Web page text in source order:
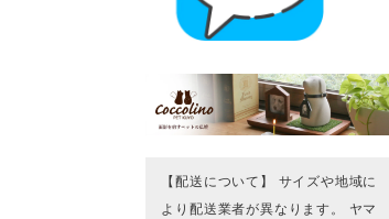
【配送について】 サイズや地域に
より配送業者が異なります。 ヤマ